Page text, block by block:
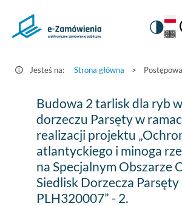
Postępowania
Zamówienia.gov.pl
na
Jesteś na: Strona główna >
Budowa
tarlisk
ryb
Budowa 2 tarlisk dla ryb w
dorzeczu Parsęty w
realizacji projektu
atlantyckiego i minoga
na Specjalnym Obszarze
Siedlisk Dorzecza Parsęty
PLH320007” - 2.